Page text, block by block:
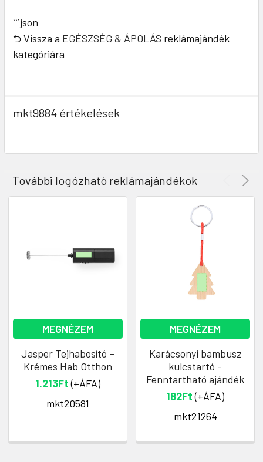
```json
⮌ Vissza a EGÉSZSÉG & ÁPOLÁS reklámajándék
kategóriára
mkt9884 értékelések
További logózható reklámajándékok
MEGNÉZEM
Jasper Tejhabosító –
Krémes Hab Otthon
1.213Ft(+ÁFA)
mkt20581
MEGNÉZEM
Karácsonyi bambusz
kulcstartó -
Fenntartható ajándék
182Ft(+ÁFA)
mkt21264